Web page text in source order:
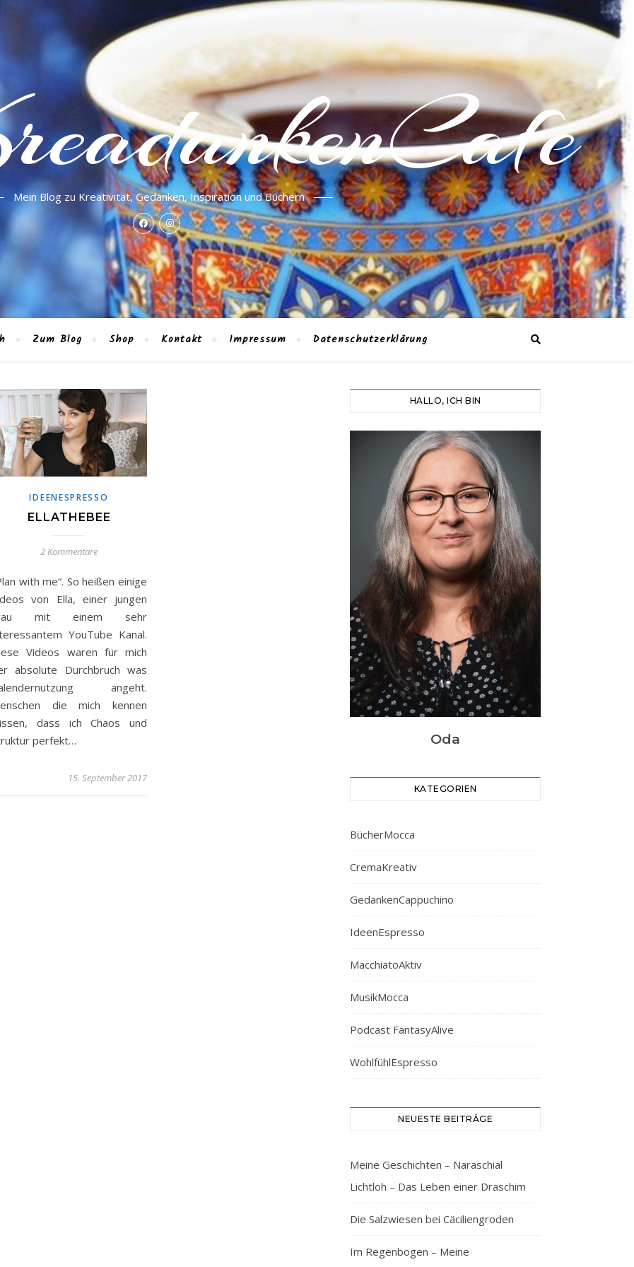
Mein Blog zu Kreativität, Gedanken, Inspiration und Büchern
Zum Blog Shop Kontakt Impressum Datenschutzerklärung
IDEENESPRESSO
ELLATHEBEE
2 Kommentare
with me“. So heißen einige
von Ella, einer jungen
mit einem sehr
YouTube Kanal.
Videos waren für mich
absolute Durchbruch was
angeht.
die mich kennen
dass ich Chaos und
perfekt…
15. September 2017
HALLO, ICH BIN
Oda
KATEGORIEN
BücherMocca
CremaKreativ
GedankenCappuchino
IdeenEspresso
MacchiatoAktiv
MusikMocca
Podcast FantasyAlive
WohlfühlEspresso
NEUESTE BEITRÄGE
Meine Geschichten – Naraschial
Lichtloh – Das Leben einer Draschim
Die Salzwiesen bei Cäciliengroden
Im Regenbogen – Meine